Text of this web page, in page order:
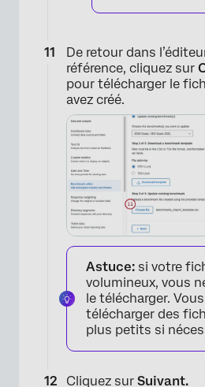
De retour dans
référence, cliquez sur
pour télécharger le
avez créé.
Astuce: si votre
volumineux, vous
le télécharger.
télécharger des
plus petits si
Cliquez sur Suivant.